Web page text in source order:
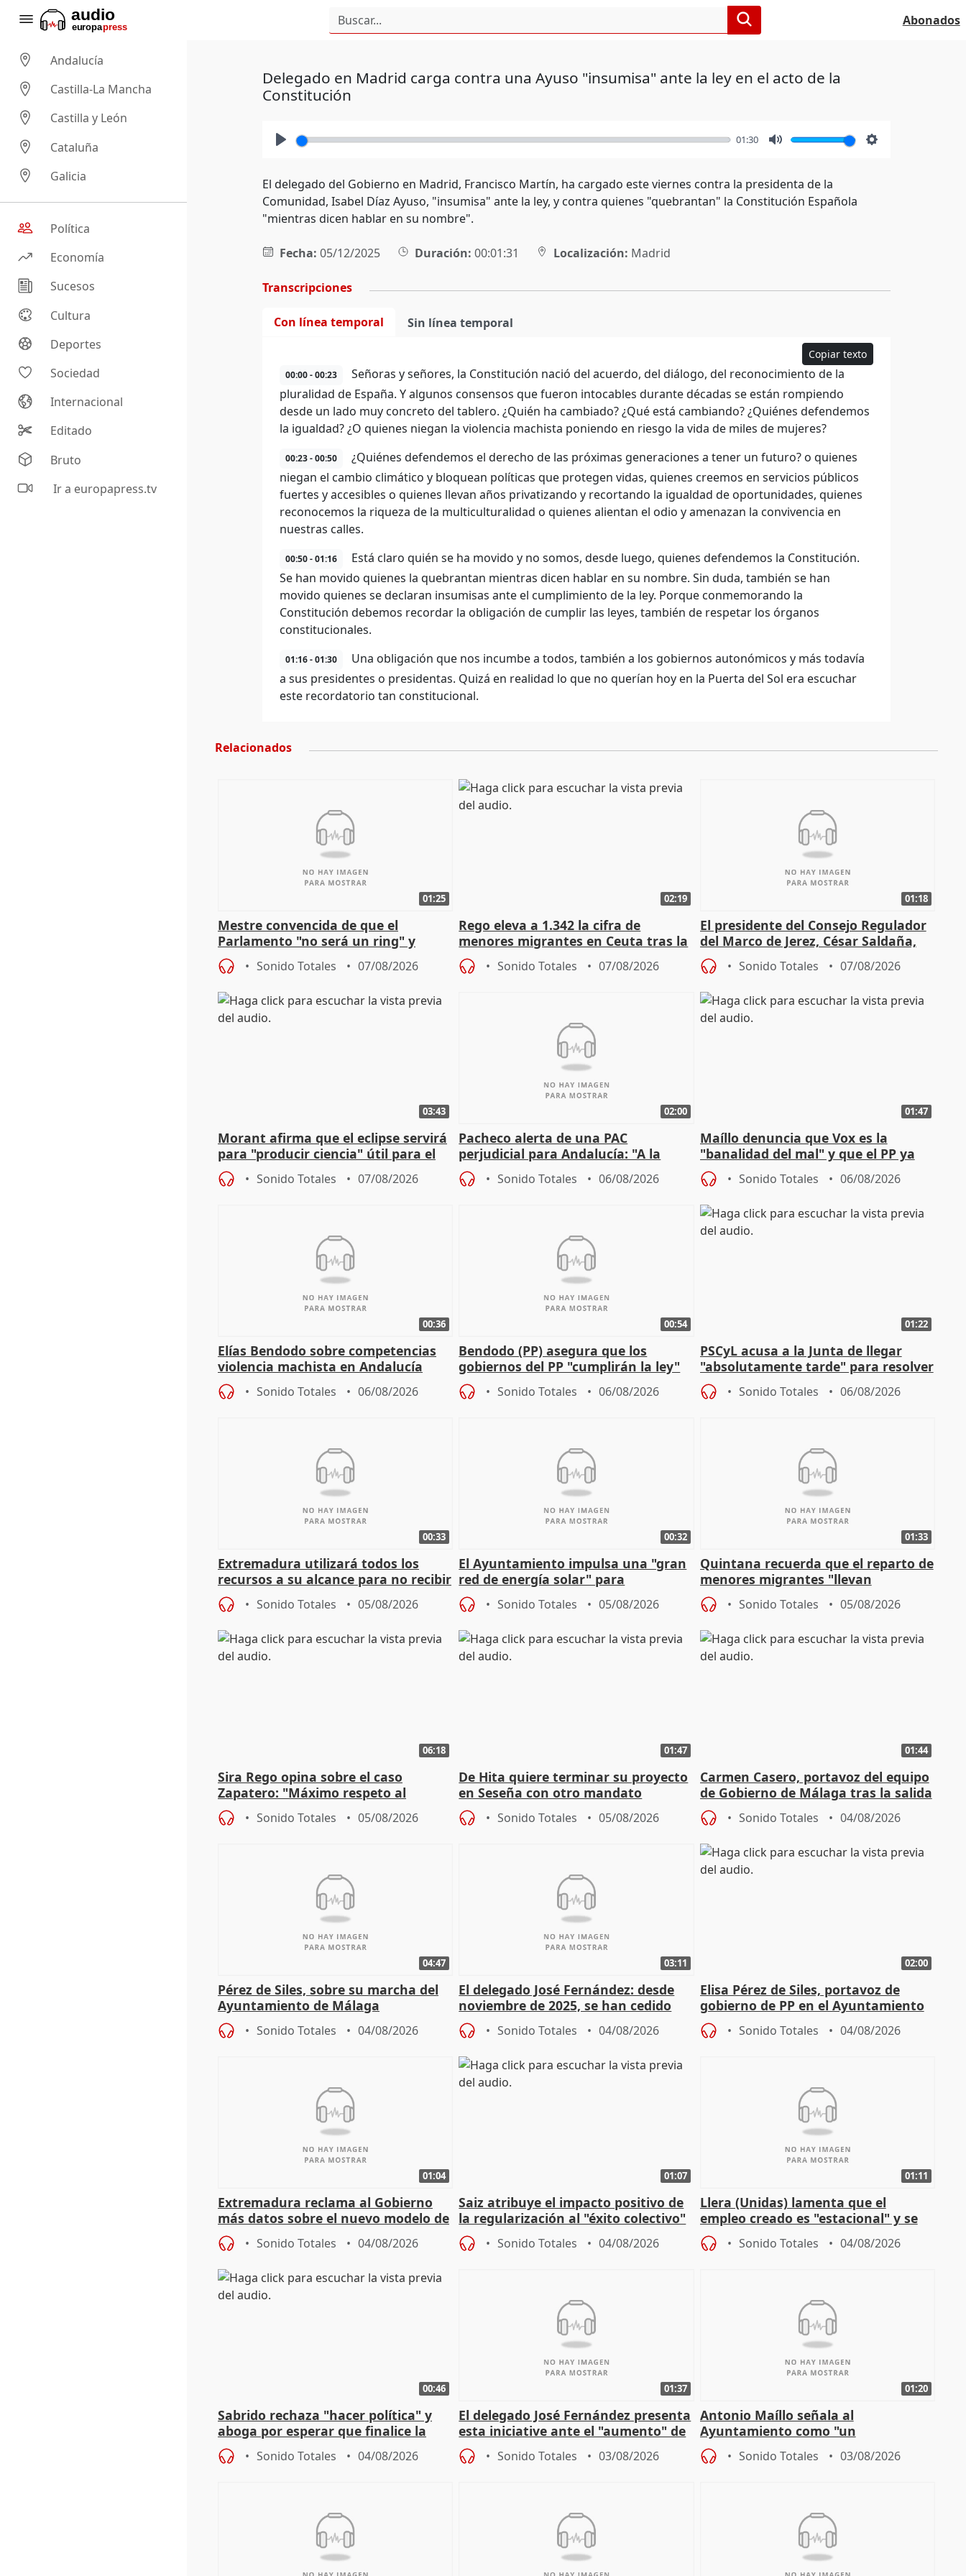
Abonados
Andalucía
Castilla-La Mancha
Castilla y León
Cataluña
Galicia
Política
Economía
Sucesos
Cultura
Deportes
Sociedad
Internacional
Editado
Bruto
Ir a europapress.tv
Delegado en Madrid carga contra una Ayuso "insumisa" ante la ley en el acto de la
Constitución
01:30
El delegado del Gobierno en Madrid, Francisco Martín, ha cargado este viernes contra la presidenta de la
Comunidad, Isabel Díaz Ayuso, "insumisa" ante la ley, y contra quienes "quebrantan" la Constitución Española
"mientras dicen hablar en su nombre".
Fecha: 05/12/2025 Duración: 00:01:31 Localización: Madrid
Transcripciones
Con línea temporal Sin línea temporal
Copiar texto
00:00 - 00:23
Señoras y señores, la Constitución nació del acuerdo, del diálogo, del reconocimiento de la
pluralidad de España. Y algunos consensos que fueron intocables durante décadas se están rompiendo
desde un lado muy concreto del tablero. ¿Quién ha cambiado? ¿Qué está cambiando? ¿Quiénes defendemos
la igualdad? ¿O quienes niegan la violencia machista poniendo en riesgo la vida de miles de mujeres?
00:23 - 00:50
¿Quiénes defendemos el derecho de las próximas generaciones a tener un futuro? o quienes
niegan el cambio climático y bloquean políticas que protegen vidas, quienes creemos en servicios públicos
fuertes y accesibles o quienes llevan años privatizando y recortando la igualdad de oportunidades, quienes
reconocemos la riqueza de la multiculturalidad o quienes alientan el odio y amenazan la convivencia en
nuestras calles.
00:50 - 01:16
Está claro quién se ha movido y no somos, desde luego, quienes defendemos la Constitución.
Se han movido quienes la quebrantan mientras dicen hablar en su nombre. Sin duda, también se han
movido quienes se declaran insumisas ante el cumplimiento de la ley. Porque conmemorando la
Constitución debemos recordar la obligación de cumplir las leyes, también de respetar los órganos
constitucionales.
01:16 - 01:30
Una obligación que nos incumbe a todos, también a los gobiernos autonómicos y más todavía
a sus presidentes o presidentas. Quizá en realidad lo que no querían hoy en la Puerta del Sol era escuchar
este recordatorio tan constitucional.
Relacionados
01:25
Mestre convencida de que el
Parlamento "no será un ring" y
defiende "estabilidad" del pacto con
Vox
Sonido Totales 07/08/2026
02:19
Rego eleva a 1.342 la cifra de
menores migrantes en Ceuta tras la
entrada masiva
Sonido Totales 07/08/2026
01:18
El presidente del Consejo Regulador
del Marco de Jerez, César Saldaña,
sobre exportaciones
Sonido Totales 07/08/2026
03:43
Morant afirma que el eclipse servirá
para "producir ciencia" útil para el
resto del mundo
Sonido Totales 07/08/2026
02:00
Pacheco alerta de una PAC
perjudicial para Andalucía: "A la
agricultura hay que protegerla"
Sonido Totales 06/08/2026
01:47
Maíllo denuncia que Vox es la
"banalidad del mal" y que el PP ya
asume todas sus tesis
Sonido Totales 06/08/2026
00:36
Elías Bendodo sobre competencias
violencia machista en Andalucía
Sonido Totales 06/08/2026
00:54
Bendodo (PP) asegura que los
gobiernos del PP "cumplirán la ley"
sobre los menores migrantes
Sonido Totales 06/08/2026
01:22
PSCyL acusa a la Junta de llegar
"absolutamente tarde" para resolver
problemas como Newcastle
Sonido Totales 06/08/2026
00:33
Extremadura utilizará todos los
recursos a su alcance para no recibir
más menores migrantes
Sonido Totales 05/08/2026
00:32
El Ayuntamiento impulsa una "gran
red de energía solar" para
autoconsumo
Sonido Totales 05/08/2026
01:33
Quintana recuerda que el reparto de
menores migrantes "llevan
aportación del Gobierno" central
Sonido Totales 05/08/2026
06:18
Sira Rego opina sobre el caso
Zapatero: "Máximo respeto al
proceso judicial"
Sonido Totales 05/08/2026
01:47
De Hita quiere terminar su proyecto
en Seseña con otro mandato
Sonido Totales 05/08/2026
01:44
Carmen Casero, portavoz del equipo
de Gobierno de Málaga tras la salida
de Pérez de Siles
Sonido Totales 04/08/2026
04:47
Pérez de Siles, sobre su marcha del
Ayuntamiento de Málaga
Sonido Totales 04/08/2026
03:11
El delegado José Fernández: desde
noviembre de 2025, se han cedido
9.810 ayudas por nacimiento
Sonido Totales 04/08/2026
02:00
Elisa Pérez de Siles, portavoz de
gobierno de PP en el Ayuntamiento
de Málaga, deja la política
Sonido Totales 04/08/2026
01:04
Extremadura reclama al Gobierno
más datos sobre el nuevo modelo de
financiación
Sonido Totales 04/08/2026
01:07
Saiz atribuye el impacto positivo de
la regularización al "éxito colectivo"
del Gobierno
Sonido Totales 04/08/2026
01:11
Llera (Unidas) lamenta que el
empleo creado es "estacional" y se
"esfumará" al acabar el verano
Sonido Totales 04/08/2026
00:46
Sabrido rechaza "hacer política" y
aboga por esperar que finalice la
investigación del incendio
Sonido Totales 04/08/2026
01:37
El delegado José Fernández presenta
esta iniciative ante el "aumento" de
personas sin hogar en Madri
Sonido Totales 03/08/2026
01:20
Antonio Maíllo señala al
Ayuntamiento como "un
especulador más" sobre viviendas de
Jiménez Becerril
Sonido Totales 03/08/2026